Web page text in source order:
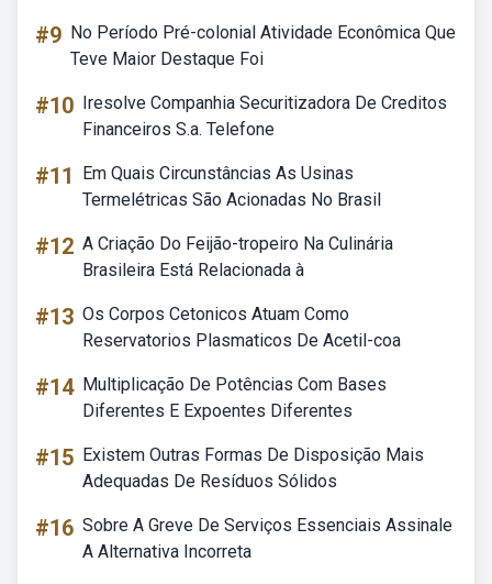
#9 No Período Pré-colonial Atividade Econômica Que
Teve Maior Destaque Foi
#10 Iresolve Companhia Securitizadora De Creditos
Financeiros S.a. Telefone
#11
Em Quais Circunstâncias As Usinas
Termelétricas São Acionadas No Brasil
#12 A Criação Do Feijão-tropeiro Na Culinária
Brasileira Está Relacionada à
#13 Os Corpos Cetonicos Atuam Como
Reservatorios Plasmaticos De Acetil-coa
#14 Multiplicação De Potências Com Bases
Diferentes E Expoentes Diferentes
#15 Existem Outras Formas De Disposição Mais
Adequadas De Resíduos Sólidos
#16 Sobre A Greve De Serviços Essenciais Assinale
A Alternativa Incorreta